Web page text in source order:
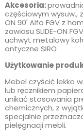
Akcesoria:
częściowym wysuw.,
ON 90' Alfa FGV z
zawiasu SLIDE-ON
uchwyt metalowy
antyczne SIRO
Użytkowanie
Mebel czyścić lekko
lub ręcznikiem
unikać stosowania
chemicznych, z
specjalnie
pielęgnacji mebli.